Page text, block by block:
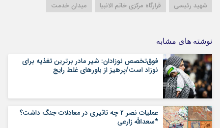
شهید رئیسی
قرارگاه مرکزی خاتم الانبیا میدان خدمت
نوشته های مشابه
فوق‌تخصص نوزادان: شیر مادر برترین تغذیه برای
نوزاد است/پرهیز از باورهای غلط رایج
عملیات نصر ۲ چه تاثیری در معادلات جنگ داشت؟
*سعدالله زارعی